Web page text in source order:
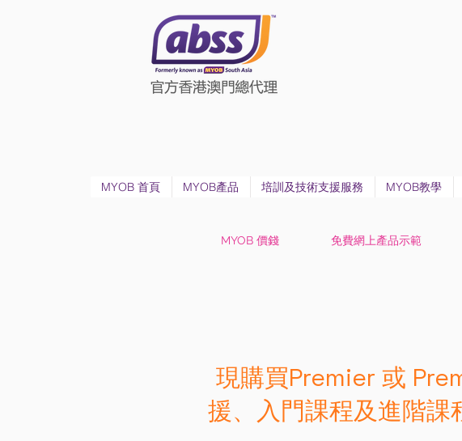
MYOB 首頁 MYOB產品 培訓及技術支援服務 MYOB教學
MYOB 價錢 免費網上產品示範
現購買Premier 或
援、入門課程及進階課